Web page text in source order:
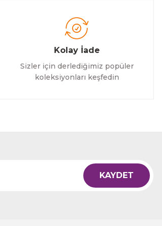
Kolay İade
Sizler için derlediğimiz popüler
koleksiyonları keşfedin
KAYDET